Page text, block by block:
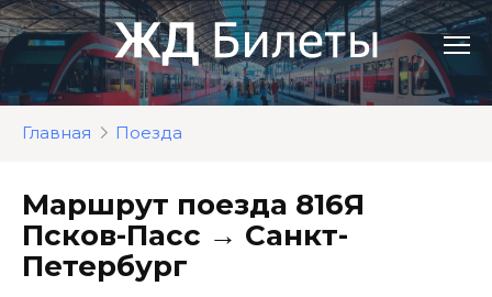
Перейти
к
контенту
Главная Поезда
Маршрут поезда 816Я
Псков-Пасс → Санкт-
Петербург